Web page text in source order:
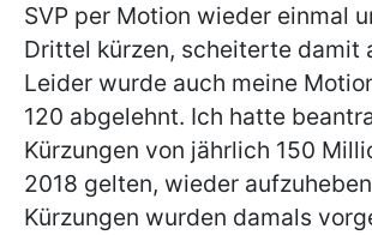
SVP per Motion wieder einmal
Drittel kürzen, scheiterte damit
Leider wurde auch meine
120 abgelehnt. Ich hatte
Kürzungen von jährlich 150
2018 gelten, wieder
Kürzungen wurden damals